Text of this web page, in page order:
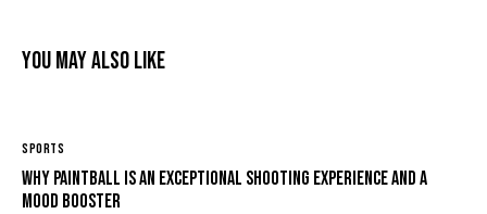
You May Also Like
SPORTS
Why paintball is an exceptional shooting experience and a
mood booster